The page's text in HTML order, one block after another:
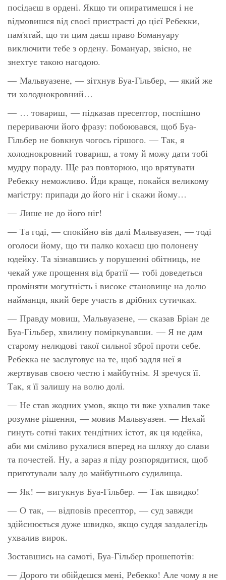
посідаєш в ордені. Якщо ти опиратимешся і не
відмовишся від своєї пристрасті до цієї Ребекки,
пам'ятай, що ти цим даєш право Бомануару
виключити тебе з ордену. Бомануар, звісно, не
знехтує такою нагодою.
— Мальвуазене, — зітхнув Буа-Гільбер, — який же
ти холоднокровний…
— … товариш, — підказав пресептор, поспішно
перериваючи його фразу: побоювався, щоб Буа-
Гільбер не бовкнув чогось гіршого. — Так, я
холоднокровний товариш, а тому й можу дати тобі
мудру пораду. Ще раз повторюю, що врятувати
Ребекку неможливо. Йди краще, покайся великому
магістру: припади до його ніг і скажи йому…
— Лише не до його ніг!
— Та годі, — спокійно вів далі Мальвуазен, — тоді
оголоси йому, що ти палко кохаєш цю полонену
юдейку. Та зізнавшись у порушенні обітниць, не
чекай уже прощення від братії — тобі доведеться
проміняти могутність і високе становище на долю
найманця, який бере участь в дрібних сутичках.
— Правду мовиш, Мальвуазене, — сказав Бріан де
Буа-Гільбер, хвилину поміркувавши. — Я не дам
старому нелюдові такої сильної зброї проти себе.
Ребекка не заслуговує на те, щоб задля неї я
жертвував своєю честю і майбутнім. Я зречуся її.
Так, я її залишу на волю долі.
— Не став жодних умов, якщо ти вже ухвалив таке
розумне рішення, — мовив Мальвуазен. — Нехай
гинуть сотні таких тендітних істот, як ця юдейка,
аби ми сміливо рухалися вперед на шляху до слави
та почестей. Ну, а зараз я піду розпорядитися, щоб
приготували залу до майбутнього судилища.
— Як! — вигукнув Буа-Гільбер. — Так швидко!
— О так, — відповів пресептор, — суд завжди
здійснюється дуже швидко, якщо суддя заздалегідь
ухвалив вирок.
Зоставшись на самоті, Буа-Гільбер прошепотів:
— Дорого ти обійдешся мені, Ребекко! Але чому я не